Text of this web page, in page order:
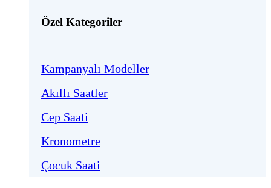
Özel Kategoriler
Kampanyalı Modeller
Akıllı Saatler
Cep Saati
Kronometre
Çocuk Saati